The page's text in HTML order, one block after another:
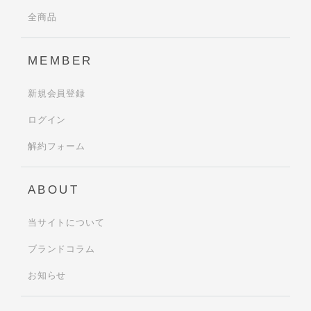
全商品
MEMBER
新規会員登録
ログイン
解約フォーム
ABOUT
当サイトについて
ブランドコラム
お知らせ